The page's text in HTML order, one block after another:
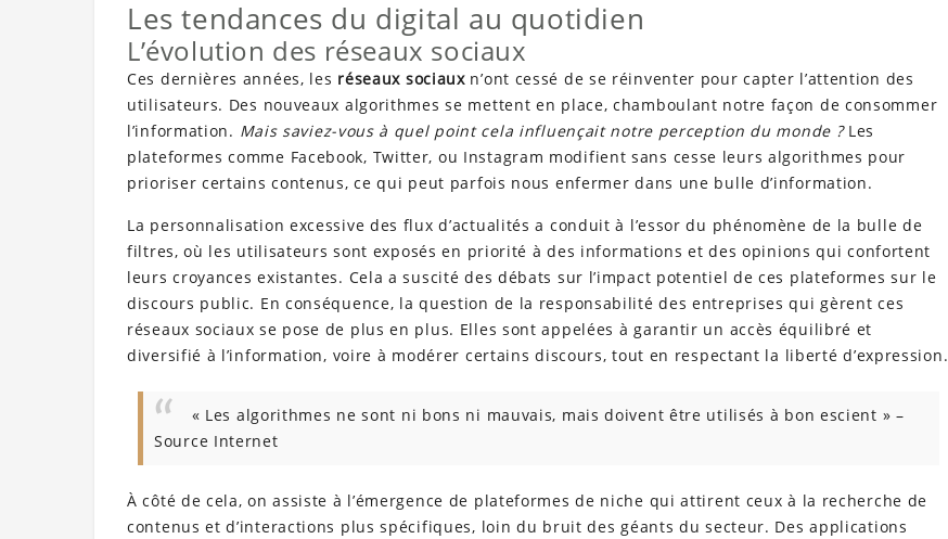
Les tendances du digital au quotidien
L’évolution des réseaux sociaux
Ces dernières années, les réseaux sociauxn’ont cessé de se réinventer pour capter l’attention des
utilisateurs. Des nouveaux algorithmes se mettent en place, chamboulant notre façon de consommer
l’information. Mais saviez-vous à quel point cela influençait notre perception du monde ?Les
plateformes comme Facebook, Twitter, ou Instagram modifient sans cesse leurs algorithmes pour
prioriser certains contenus, ce qui peut parfois nous enfermer dans une bulle d’information.
La personnalisation excessive des flux d’actualités a conduit à l’essor du phénomène de la bulle de
filtres, où les utilisateurs sont exposés en priorité à des informations et des opinions qui confortent
leurs croyances existantes. Cela a suscité des débats sur l’impact potentiel de ces plateformes sur le
discours public. En conséquence, la question de la responsabilité des entreprises qui gèrent ces
réseaux sociaux se pose de plus en plus. Elles sont appelées à garantir un accès équilibré et
diversifié à l’information, voire à modérer certains discours, tout en respectant la liberté d’expression.
« Les algorithmes ne sont ni bons ni mauvais, mais doivent être utilisés à bon escient » –
Source Internet
À côté de cela, on assiste à l’émergence de plateformes de niche qui attirent ceux à la recherche de
contenus et d’interactions plus spécifiques, loin du bruit des géants du secteur. Des applications